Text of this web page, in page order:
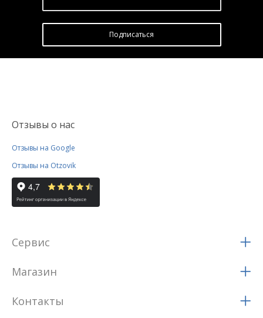
Подписатьcя
Отзывы о нас
Отзывы на Google
Отзывы на Otzovik
Сервис
Магазин
Контакты